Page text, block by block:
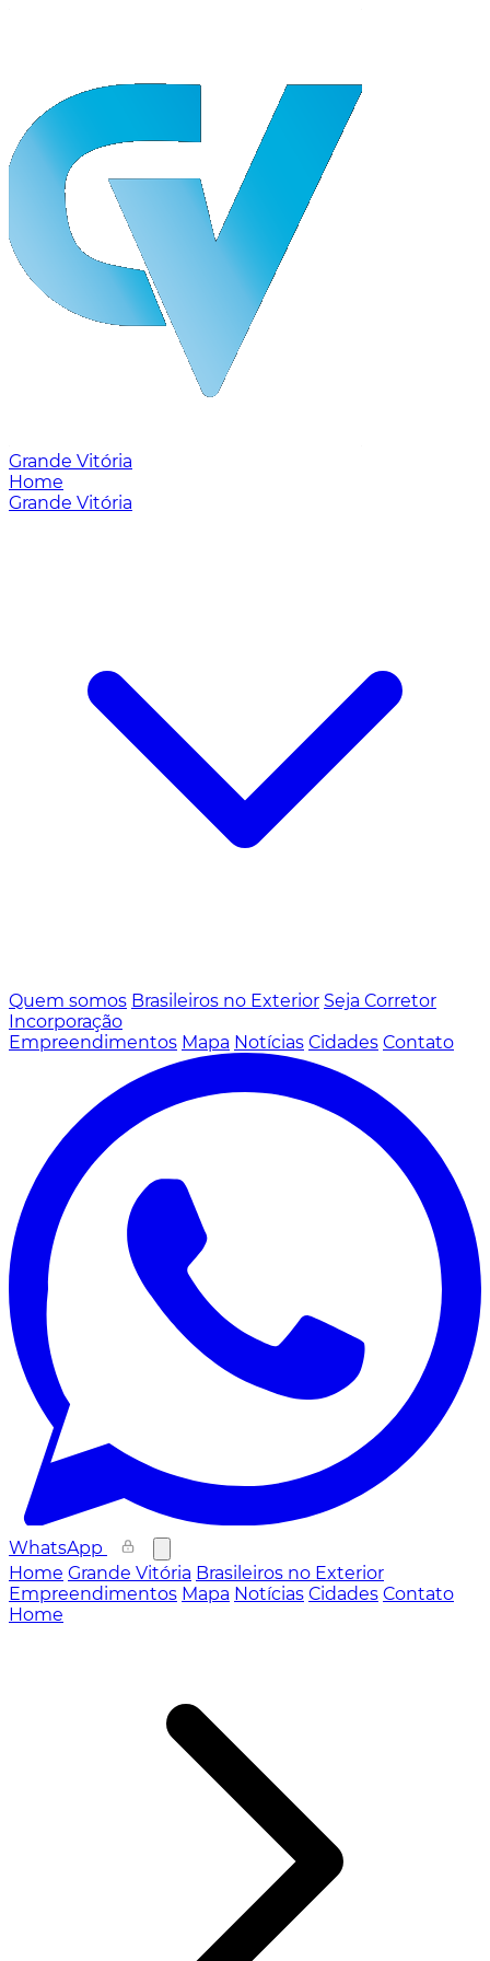
Grande Vitória
Home
Grande Vitória
Quem somos Brasileiros no Exterior Seja Corretor
Incorporação
Empreendimentos Mapa Notícias Cidades Contato
WhatsApp
Home Grande Vitória Brasileiros no Exterior
Empreendimentos Mapa Notícias Cidades Contato
Home